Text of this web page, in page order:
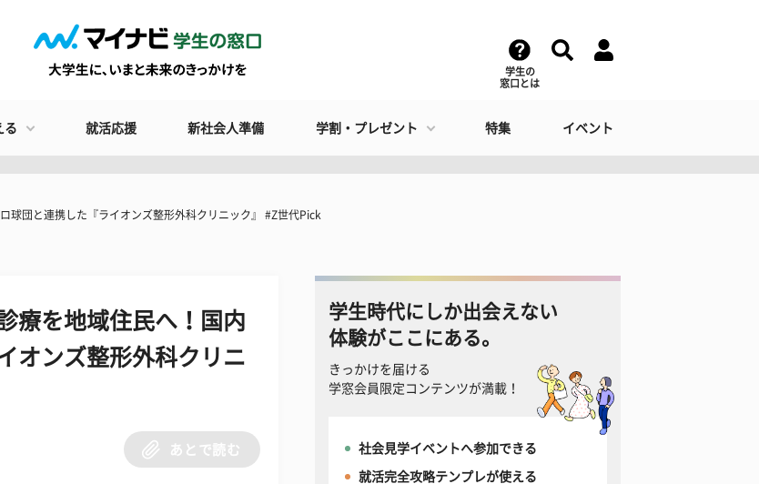
学生の
窓口とは
る 就活応援 新社会人準備 学割・プレゼント 特集 イベント
球団と連携した『ライオンズ整形外科クリニック』 #Z世代Pick
療を地域住民へ！国内
オンズ整形外科クリニ
あとで読む
学生時代にしか出会えない
体験がここにある。
きっかけを届ける
学窓会員限定コンテンツが満載！
社会見学イベントへ参加できる
就活完全攻略テンプレが使える